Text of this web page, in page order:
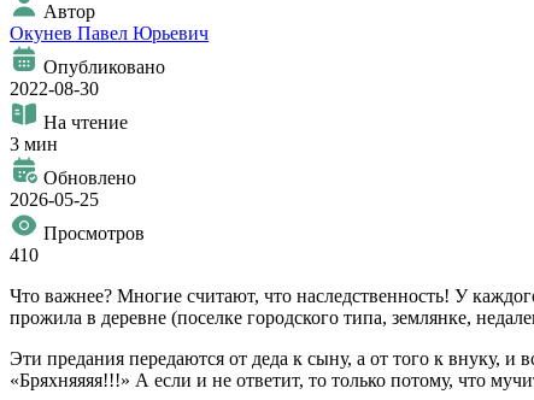
Автор
Окунев Павел Юрьевич
Опубликовано
2022-08-30
На чтение
3 мин
Обновлено
2026-05-25
Просмотров
410
Что важнее? Многие считают, что наследственность! У
прожила в деревне (поселке городского типа, землянке,
Эти предания передаются от деда к сыну, а от того к внуку,
«Бряхняяяя!!!» А если и не ответит, то только потому, что